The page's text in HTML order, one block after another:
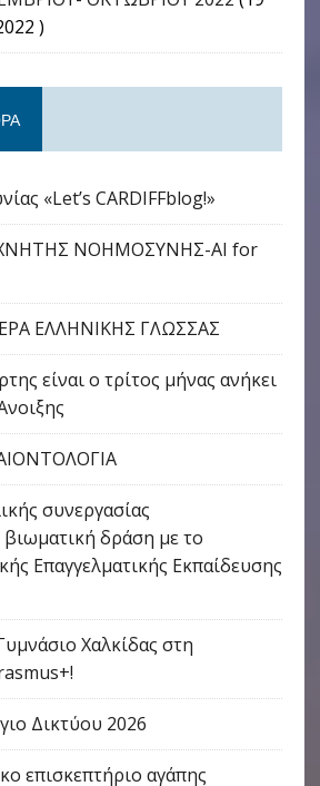
)
«Let’s CARDIFFblog!»
ΝΟΗΜΟΣΥΝΗΣ-AI for
ΕΛΛΗΝΙΚΗΣ ΓΛΩΣΣΑΣ
είναι ο τρίτος μήνας ανήκει
συνεργασίας
δράση με το
Επαγγελματικής Εκπαίδευσης
Χαλκίδας στη
Δικτύου 2026
επισκεπτήριο αγάπης